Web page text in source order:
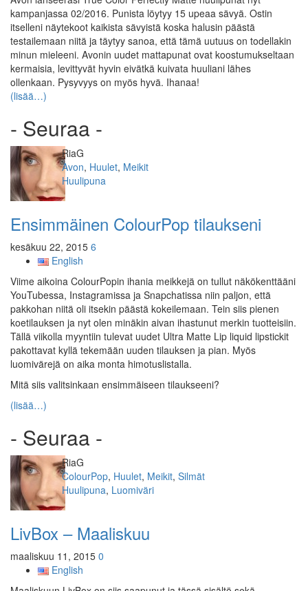
kampanjassa 02/2016. Punista löytyy 15 upeaa sävyä. Ostin
itselleni näytekoot kaikista sävyistä koska halusin päästä
testailemaan niitä ja täytyy sanoa, että tämä uutuus on todellakin
minun mieleeni. Avonin uudet mattapunat ovat koostumukseltaan
kermaisia, levittyvät hyvin eivätkä kuivata huuliani lähes
ollenkaan. Pysyvyys on myös hyvä. Ihanaa!
(lisää…)
- Seuraa -
Kirjoittaja
RiaG
Kategoriat
Avon, Huulet, Meikit
Avainsanat
Huulipuna
Ensimmäinen ColourPop tilaukseni
kesäkuu 22, 2015 6
English
Viime aikoina ColourPopin ihania meikkejä on tullut näkökenttääni
YouTubessa, Instagramissa ja Snapchatissa niin paljon, että
pakkohan niitä oli itsekin päästä kokeilemaan. Tein siis pienen
koetilauksen ja nyt olen minäkin aivan ihastunut merkin tuotteisiin.
Tällä viikolla myyntiin tulevat uudet Ultra Matte Lip liquid lipstickit
pakottavat kyllä tekemään uuden tilauksen ja pian. Myös
luomivärejä on aika monta himotuslistalla.
Mitä siis valitsinkaan ensimmäiseen tilaukseeni?
(lisää…)
- Seuraa -
Kirjoittaja
RiaG
Kategoriat
ColourPop, Huulet, Meikit, Silmät
Avainsanat
Huulipuna, Luomiväri
LivBox – Maaliskuu
maaliskuu 11, 2015 0
English